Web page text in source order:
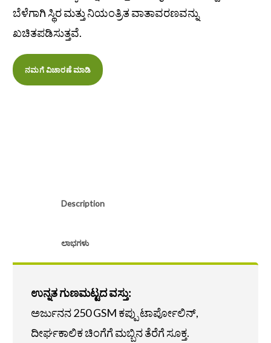
ಬೆಳೆಗಾಗಿ ಸ್ಥಿರ ಮತ್ತು ನಿಯಂತ್ರಿತ ವಾತಾವರಣವನ್ನು
ಖಚಿತಪಡಿಸುತ್ತವೆ.
ನಮಗೆ ವಿಚಾರಣೆ ಮಾಡಿ
Description
ಲಾಭಗಳು
ಉನ್ನತ ಗುಣಮಟ್ಟದ ವಸ್ತು:
ಅರ್ಜುನನ 250 GSM ಕಪ್ಪು ಟಾರ್ಪೋಲಿನ್,
ದೀರ್ಘಕಾಲಿಕ ಚಿಂಗೆಗೆ ಮಬ್ಬಿನ ತೆರೆಗೆ ಸೂಕ್ತ.